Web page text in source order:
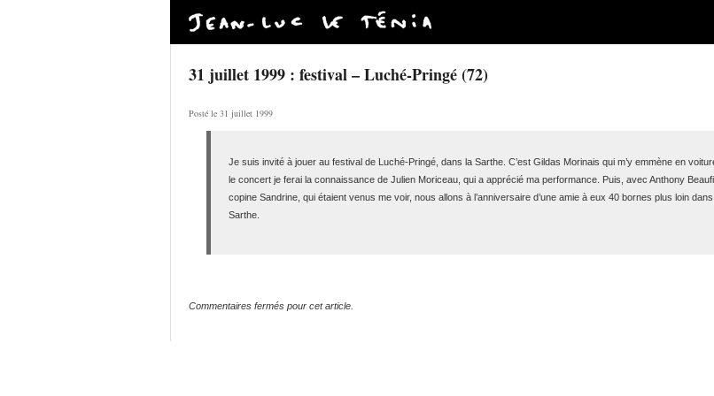
31 juillet 1999 : festival – Luché-Pringé (72)
Posté le 31 juillet 1999
Je suis invité à jouer au festival de Luché-Pringé, dans la Sarthe. C’est Gildas Morinais qui m’y emmène en
le concert je ferai la connaissance de Julien Moriceau, qui a apprécié ma performance. Puis, avec Anthony
copine Sandrine, qui étaient venus me voir, nous allons à l’anniversaire d’une amie à eux 40 bornes plus loin
Sarthe.
Commentaires fermés pour cet article.